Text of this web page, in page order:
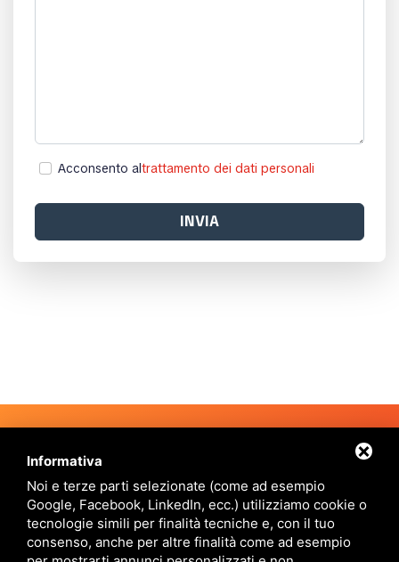
Informativa
Noi e terze parti selezionate (come ad esempio
Google, Facebook, LinkedIn, ecc.) utilizziamo cookie o
tecnologie simili per finalità tecniche e, con il tuo
consenso, anche per altre finalità come ad esempio
Acconsento altrattamento dei dati personali
INVIA
location_on
Viale Dolomiti, 8
44022 Lido di Pomposa (FE)
phone
+390533380200